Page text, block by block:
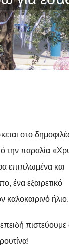
στο
την παραλία
επιπλωμένα και
ένα εξαιρετικό
ήλιο.
πιστεύουμε